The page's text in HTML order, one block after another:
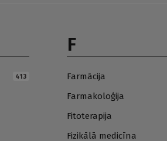
413
F
Farmācija
Farmakoloģija
Fitoterapija
Fizikālā medicīna